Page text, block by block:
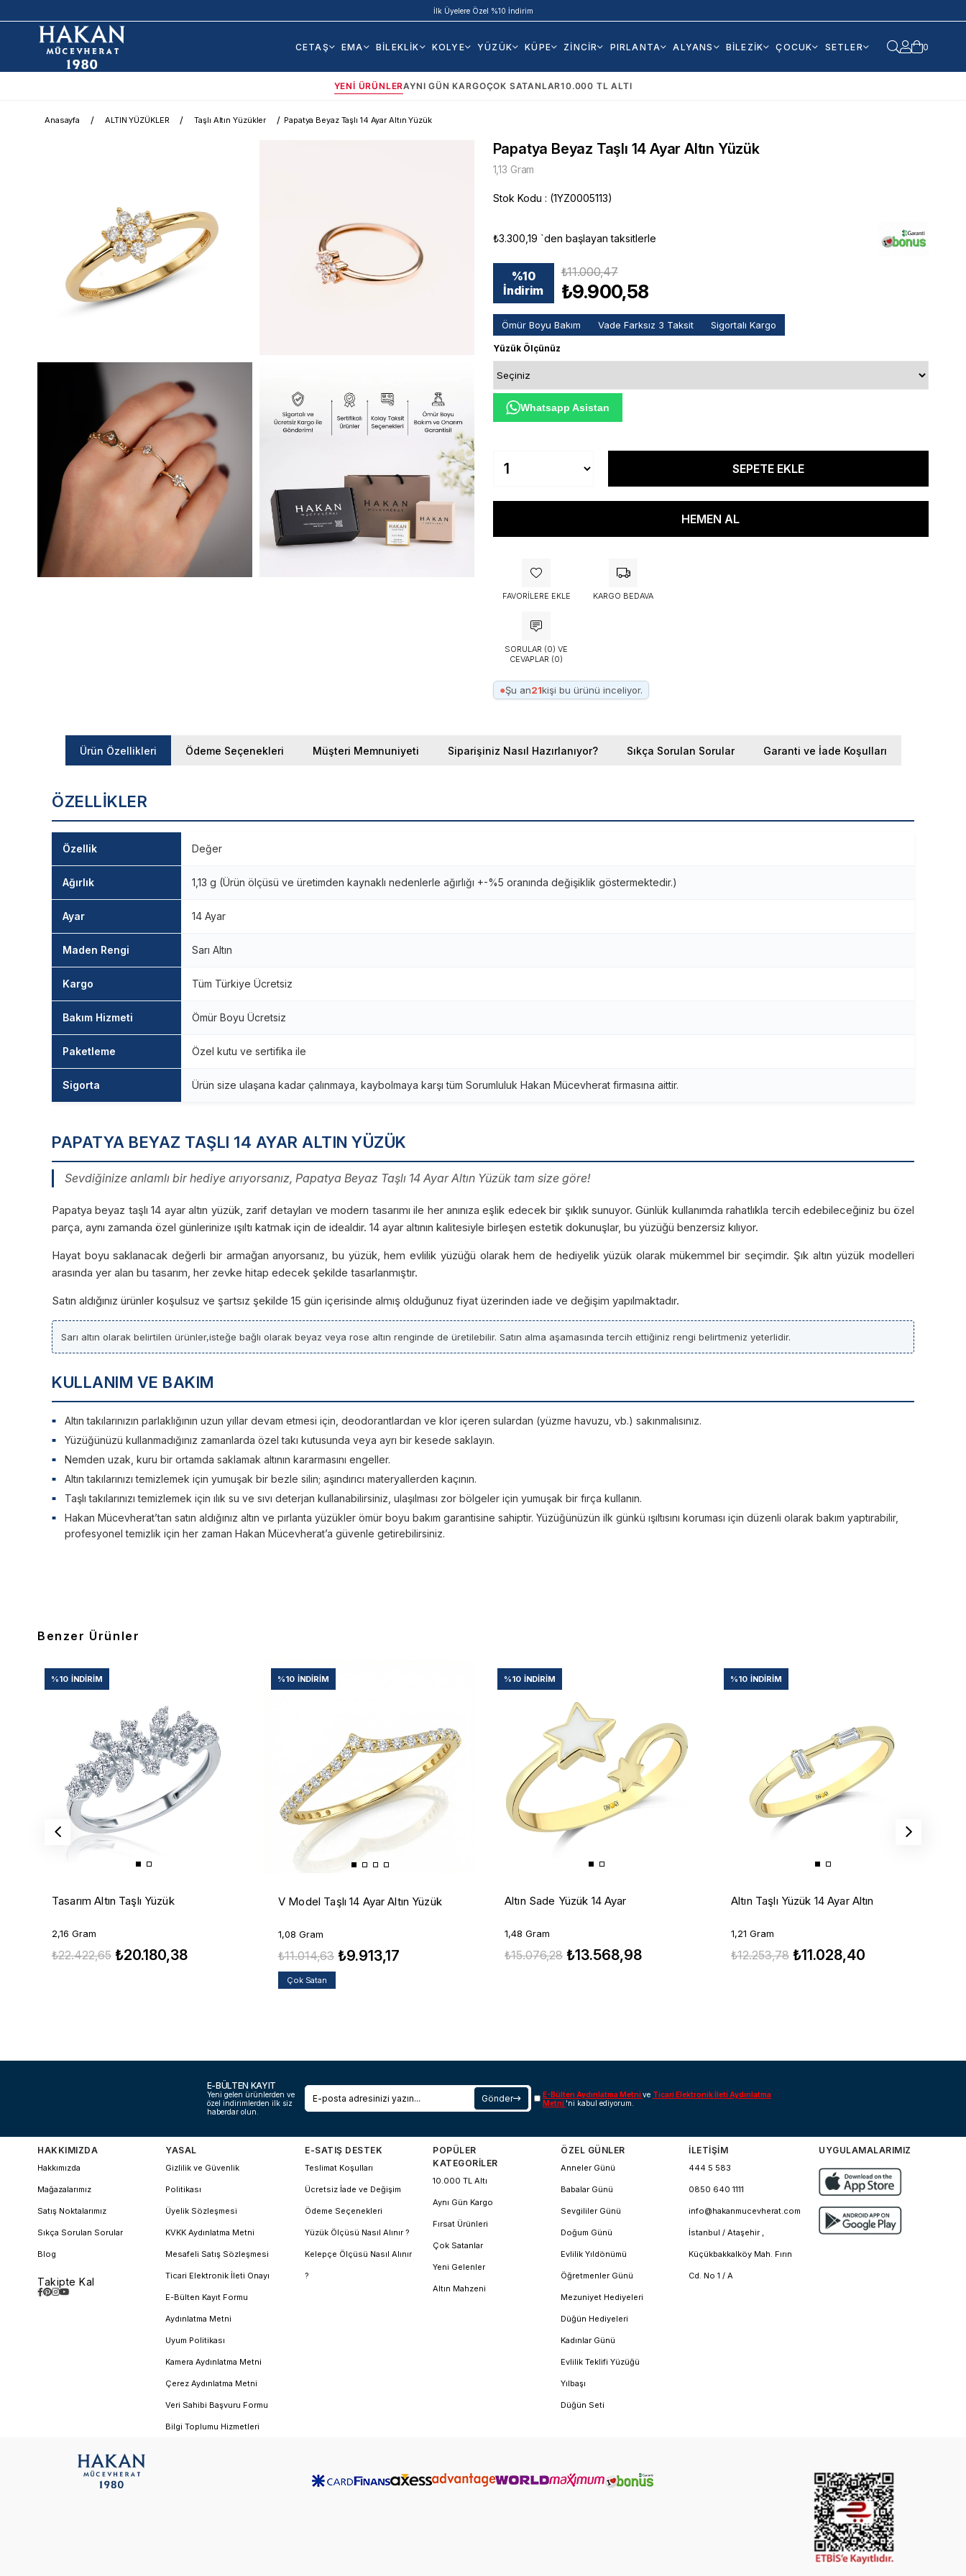
İlk Üyelere Özel %10 İndirim
CETAŞ EMA BİLEKLİK KOLYE YÜZÜK KÜPE ZİNCİR PIRLANTA ALYANS BİLEZİK ÇOCUK SETLER 0
YENI ÜRÜNLERAYNI GÜN KARGOÇOK SATANLAR10.000 TL ALTI
Anasayfa ALTIN YÜZÜKLER Taşlı Altın Yüzükler Papatya Beyaz Taşlı 14 Ayar Altın Yüzük
Papatya Beyaz Taşlı 14 Ayar Altın Yüzük
1,13 Gram
Stok Kodu (1YZ0005113)
₺3.300,19 `den başlayan taksitlerle
%10
İndirim
₺11.000,47
₺9.900,58
Ömür Boyu Bakım Vade Farksız 3 Taksit Sigortalı Kargo
Yüzük Ölçünüz
Whatsapp Asistan
FAVORILERE EKLE KARGO BEDAVA
SORULAR (0) VE
CEVAPLAR (0)
●Şu an21kişi bu ürünü inceliyor.
Ürün Özellikleri Ödeme Seçenekleri Müşteri Memnuniyeti Siparişiniz Nasıl Hazırlanıyor? Sıkça Sorulan Sorular Garanti ve İade Koşulları
PAPATYA BEYAZ TAŞLI 14 AYAR ALTIN YÜZÜK
Sevdiğinize anlamlı bir hediye arıyorsanız, Papatya Beyaz Taşlı 14 Ayar Altın Yüzük tam size göre!
Papatya beyaz taşlı 14 ayar altın yüzük, zarif detayları ve modern tasarımı ile her anınıza eşlik edecek bir şıklık sunuyor. Günlük kullanımda rahatlıkla tercih edebileceğiniz bu özel
parça, aynı zamanda özel günlerinize ışıltı katmak için de idealdir. 14 ayar altının kalitesiyle birleşen estetik dokunuşlar, bu yüzüğü benzersiz kılıyor.
Hayat boyu saklanacak değerli bir armağan arıyorsanız, bu yüzük, hem evlilik yüzüğü olarak hem de hediyelik yüzük olarak mükemmel bir seçimdir. Şık altın yüzük modelleri
arasında yer alan bu tasarım, her zevke hitap edecek şekilde tasarlanmıştır.
Satın aldığınız ürünler koşulsuz ve şartsız şekilde 15 gün içerisinde almış olduğunuz fiyat üzerinden iade ve değişim yapılmaktadır.
Sarı altın olarak belirtilen ürünler,isteğe bağlı olarak beyaz veya rose altın renginde de üretilebilir. Satın alma aşamasında tercih ettiğiniz rengi belirtmeniz yeterlidir.
ÖZELLIKLER
Özellik Değer
Ağırlık 1,13 g (Ürün ölçüsü ve üretimden kaynaklı nedenlerle ağırlığı +-%5 oranında değişiklik göstermektedir.)
Ayar 14 Ayar
Maden Rengi Sarı Altın
Kargo Tüm Türkiye Ücretsiz
Bakım Hizmeti Ömür Boyu Ücretsiz
Paketleme Özel kutu ve sertifika ile
Sigorta Ürün size ulaşana kadar çalınmaya, kaybolmaya karşı tüm Sorumluluk Hakan Mücevherat firmasına aittir.
KULLANIM VE BAKIM
Altın takılarınızın parlaklığının uzun yıllar devam etmesi için, deodorantlardan ve klor içeren sulardan (yüzme havuzu, vb.) sakınmalısınız.
Yüzüğünüzü kullanmadığınız zamanlarda özel takı kutusunda veya ayrı bir kesede saklayın.
Nemden uzak, kuru bir ortamda saklamak altının kararmasını engeller.
Altın takılarınızı temizlemek için yumuşak bir bezle silin; aşındırıcı materyallerden kaçının.
Taşlı takılarınızı temizlemek için ılık su ve sıvı deterjan kullanabilirsiniz, ulaşılması zor bölgeler için yumuşak bir fırça kullanın.
Hakan Mücevherat’tan satın aldığınız altın ve pırlanta yüzükler ömür boyu bakım garantisine sahiptir. Yüzüğünüzün ilk günkü ışıltısını koruması için düzenli olarak bakım yaptırabilir,
profesyonel temizlik için her zaman Hakan Mücevherat’a güvenle getirebilirsiniz.
Benzer Ürünler
Tasarım Altın Taşlı Yüzük
2,16 Gram
₺20.180,38
₺22.422,65
%10 İNDIRIM
V Model Taşlı 14 Ayar Altın Yüzük
1,08 Gram
₺9.913,17
₺11.014,63
Çok Satan
%10 İNDIRIM
Altın Sade Yüzük 14 Ayar
1,48 Gram
₺13.568,98
₺15.076,28
%10 İNDIRIM
Altın Taşlı Yüzük 14 Ayar Altın
1,21 Gram
₺11.028,40
₺12.253,78
%10 İNDIRIM
E-BÜLTEN KAYIT
Yeni gelen ürünlerden ve
özel indirimlerden ilk siz
haberdar olun.
Gönder E-Bülten Aydınlatma Metnive Ticari Elektronik İleti Aydınlatma
Metni 'ni kabul ediyorum.
HAKKIMIZDA
Hakkımızda
Mağazalarımız
Satış Noktalarımız
Sıkça Sorulan Sorular
Blog
Takipte Kal
YASAL
Gizlilik ve Güvenlik
Politikası
Üyelik Sözleşmesi
KVKK Aydınlatma Metni
Mesafeli Satış Sözleşmesi
Ticari Elektronik İleti Onayı
E-Bülten Kayıt Formu
Aydınlatma Metni
Uyum Politikası
Kamera Aydınlatma Metni
Çerez Aydınlatma Metni
Veri Sahibi Başvuru Formu
Bilgi Toplumu Hizmetleri
E-SATIŞ DESTEK
Teslimat Koşulları
Ücretsiz İade ve Değişim
Ödeme Seçenekleri
Yüzük Ölçüsü Nasıl Alınır ?
Kelepçe Ölçüsü Nasıl Alınır
?
POPÜLER
KATEGORİLER
10.000 TL Altı
Aynı Gün Kargo
Fırsat Ürünleri
Çok Satanlar
Yeni Gelenler
Altın Mahzeni
ÖZEL GÜNLER
Anneler Günü
Babalar Günü
Sevgililer Günü
Doğum Günü
Evlilik Yıldönümü
Öğretmenler Günü
Mezuniyet Hediyeleri
Düğün Hediyeleri
Kadınlar Günü
Evlilik Teklifi Yüzüğü
Yılbaşı
Düğün Seti
İLETİŞİM
444 5 583
0850 640 1111
info@hakanmucevherat.com
İstanbul / Ataşehir ,
Küçükbakkalköy Mah. Fırın
Cd. No 1 / A
UYGULAMALARIMIZ